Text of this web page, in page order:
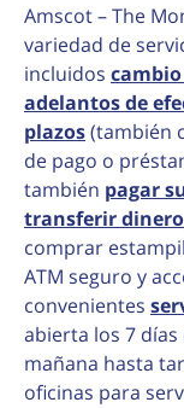
Amscot – The
variedad de
incluidos
adelantos de
plazos(también
de pago o
también pagar
transferir dinero
comprar
ATM seguro y
convenientes
abierta los 7
mañana hasta
oficinas para